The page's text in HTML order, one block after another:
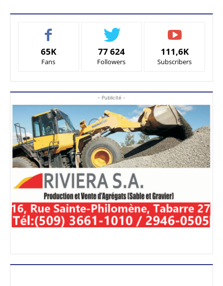
65K
Fans
77 624
Followers
111,6K
Subscribers
- Publicité -